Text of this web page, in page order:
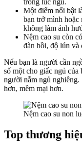
trong lúc ngủ.
Một điểm nổi bật
bạn trở mình hoặc
không làm ảnh
Nệm cao su còn
đàn hồi, độ lún và
Nếu bạn là người cần
số một cho giấc ngủ
người nằm ngủ nghiêng.
hơn, mềm mại hơn.
Nệm cao su non
Top thương